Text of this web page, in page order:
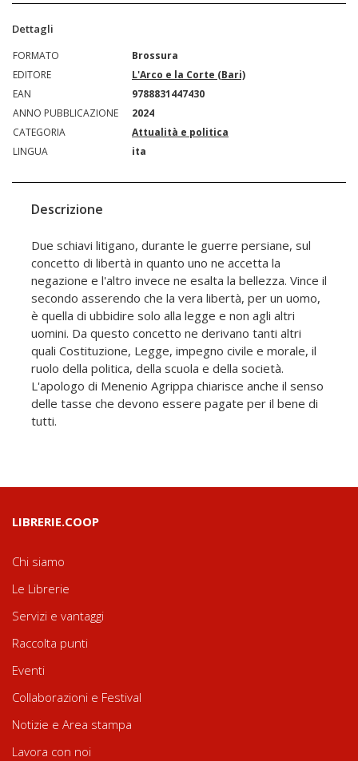
Dettagli
FORMATO
Brossura
EDITORE
L'Arco e la Corte (Bari)
EAN
9788831447430
ANNO PUBBLICAZIONE
2024
CATEGORIA
Attualità e politica
LINGUA
ita
Descrizione
Due schiavi litigano, durante le guerre persiane, sul
concetto di libertà in quanto uno ne accetta la
negazione e l'altro invece ne esalta la bellezza. Vince il
secondo asserendo che la vera libertà, per un uomo,
è quella di ubbidire solo alla legge e non agli altri
uomini. Da questo concetto ne derivano tanti altri
quali Costituzione, Legge, impegno civile e morale, il
ruolo della politica, della scuola e della società.
L'apologo di Menenio Agrippa chiarisce anche il senso
delle tasse che devono essere pagate per il bene di
tutti.
LIBRERIE.COOP
Chi siamo
Le Librerie
Servizi e vantaggi
Raccolta punti
Eventi
Collaborazioni e Festival
Notizie e Area stampa
Lavora con noi